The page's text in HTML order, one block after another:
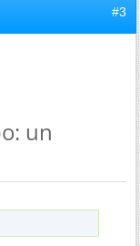
#3
un